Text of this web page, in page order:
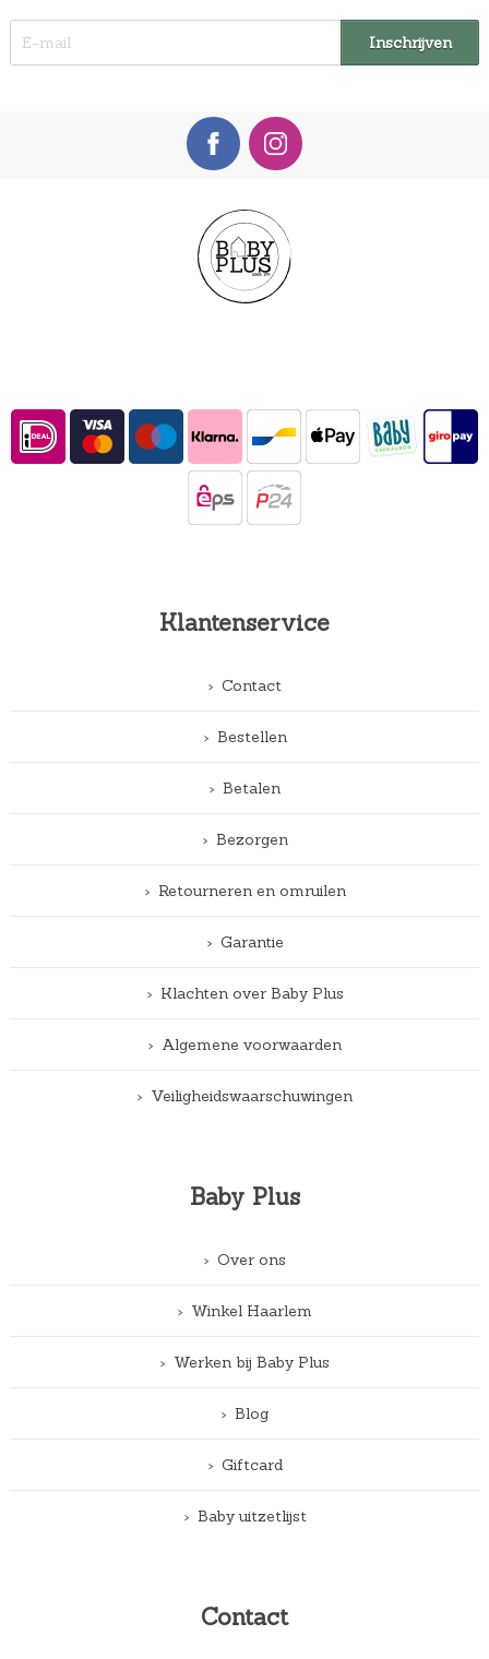
Klantenservice
Contact
Bestellen
Betalen
Bezorgen
Retourneren en omruilen
Garantie
Klachten over Baby Plus
Algemene voorwaarden
Veiligheidswaarschuwingen
Baby Plus
Over ons
Winkel Haarlem
Werken bij Baby Plus
Blog
Giftcard
Baby uitzetlijst
Contact